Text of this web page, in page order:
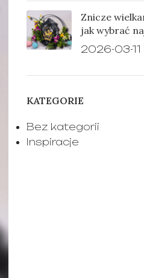
Znicze
jak wybrać
2026-03-11
KATEGORIE
Bez kategorii
Inspiracje